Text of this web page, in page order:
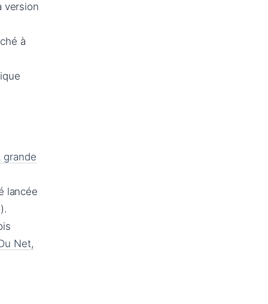
version
à
grande
lancée
Net,